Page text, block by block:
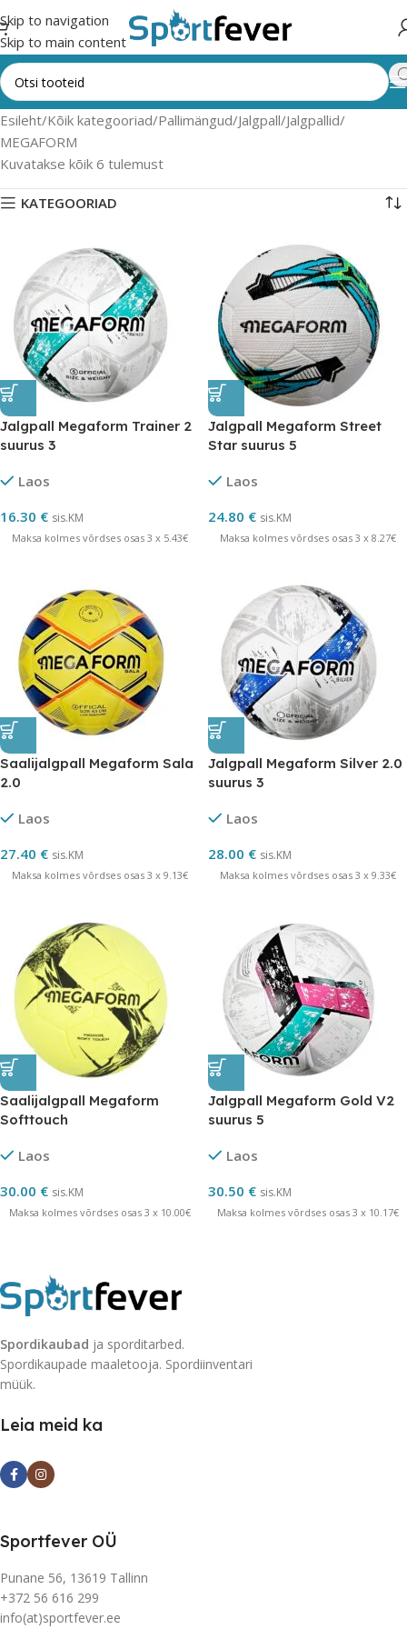
Skip to navigation
Skip to main content
Esileht Kõik kategooriad Pallimängud Jalgpall Jalgpallid
MEGAFORM
Kuvatakse kõik 6 tulemust
KATEGOORIAD
Jalgpall Megaform Trainer 2
suurus 3
Laos
16.30 € sis.KM
Maksa kolmes võrdses osas 3 x 5.43€
Jalgpall Megaform Street
Star suurus 5
Laos
24.80 € sis.KM
Maksa kolmes võrdses osas 3 x 8.27€
Saalijalgpall Megaform Sala
2.0
Laos
27.40 € sis.KM
Maksa kolmes võrdses osas 3 x 9.13€
Jalgpall Megaform Silver 2.0
suurus 3
Laos
28.00 € sis.KM
Maksa kolmes võrdses osas 3 x 9.33€
Saalijalgpall Megaform
Softtouch
Laos
30.00 € sis.KM
Maksa kolmes võrdses osas 3 x 10.00€
Jalgpall Megaform Gold V2
suurus 5
Laos
30.50 € sis.KM
Maksa kolmes võrdses osas 3 x 10.17€
Spordikaubad ja sporditarbed.
Spordikaupade maaletooja. Spordiinventari
müük.
Leia meid ka
Sportfever OÜ
Punane 56, 13619 Tallinn
+372 56 616 299
info(at)sportfever.ee